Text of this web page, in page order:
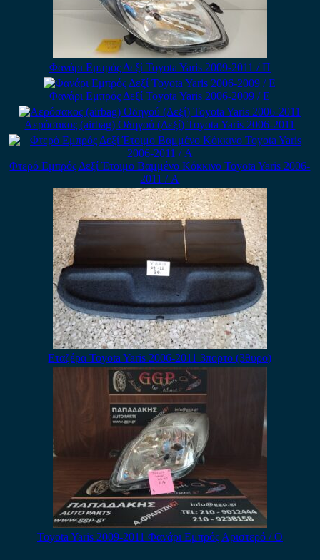
Φανάρι Εμπρός Δεξί Toyota Yaris 2009-2011 / Π
Φανάρι Εμπρός Δεξί Toyota Yaris 2006-2009 / Ε
Αερόσακος (airbag) Οδηγού (Δεξί) Toyota Yaris 2006-2011
Φτερό Εμπρός Δεξί Έτοιμο Βαμμένο Κόκκινο Toyota Yaris 2006-
2011 / Α
Εταζέρα Toyota Yaris 2006-2011 3πορτο (3θυρο)
Toyota Yaris 2009-2011 Φανάρι Εμπρός Αριστερό / Ο